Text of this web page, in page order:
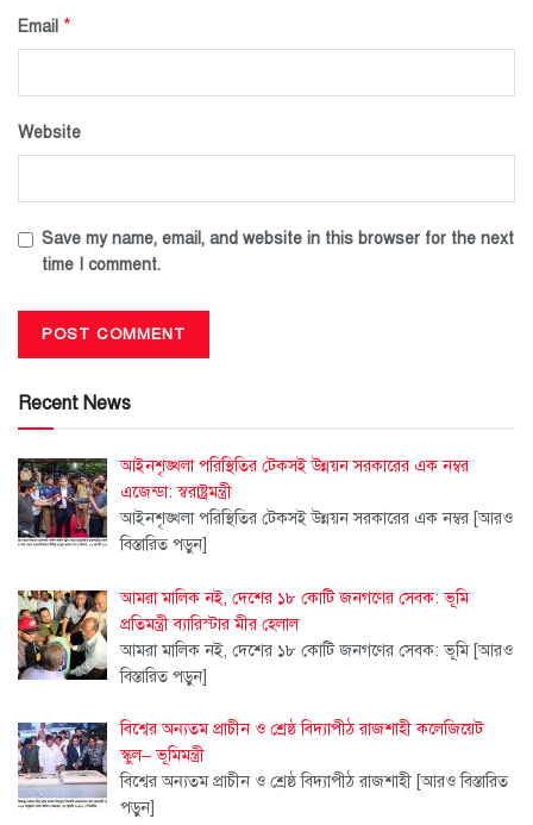
Email *
Website
Save my name, email, and website in this browser for the next
time I comment.
Recent News
আইনশৃঙ্খলা পরিস্থিতির টেকসই উন্নয়ন সরকারের এক নম্বর
এজেন্ডা: স্বরাষ্ট্রমন্ত্রী
আইনশৃঙ্খলা পরিস্থিতির টেকসই উন্নয়ন সরকারের এক নম্বর [আরও
বিস্তারিত পড়ুন]
আমরা মালিক নই, দেশের ১৮ কোটি জনগণের সেবক: ভূমি
প্রতিমন্ত্রী ব্যারিস্টার মীর হেলাল
আমরা মালিক নই, দেশের ১৮ কোটি জনগণের সেবক: ভূমি [আরও
বিস্তারিত পড়ুন]
বিশ্বের অন্যতম প্রাচীন ও শ্রেষ্ঠ বিদ্যাপীঠ রাজশাহী কলেজিয়েট
স্কুল– ভূমিমন্ত্রী
বিশ্বের অন্যতম প্রাচীন ও শ্রেষ্ঠ বিদ্যাপীঠ রাজশাহী [আরও বিস্তারিত
পড়ুন]